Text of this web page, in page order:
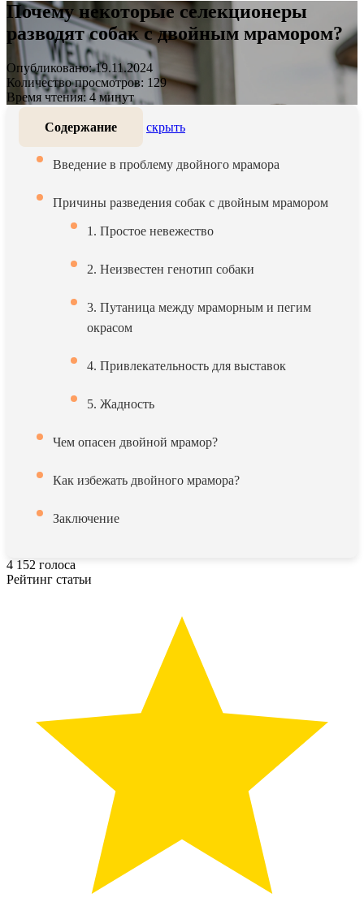
Почему некоторые селекционеры
разводят собак с двойным мрамором?
Опубликовано: 19.11.2024
Количество просмотров: 129
Время чтения: 4 минут
Содержание скрыть
Введение в проблему двойного мрамора
Причины разведения собак с двойным мрамором
1. Простое невежество
2. Неизвестен генотип собаки
3. Путаница между мраморным и пегим
окрасом
4. Привлекательность для выставок
5. Жадность
Чем опасен двойной мрамор?
Как избежать двойного мрамора?
Заключение
4 152 голоса
Рейтинг статьи